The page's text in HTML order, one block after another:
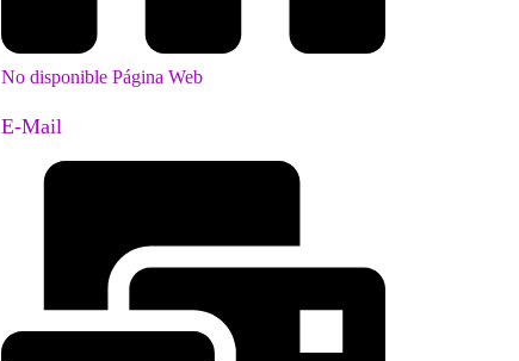
No disponible Página Web
E-Mail